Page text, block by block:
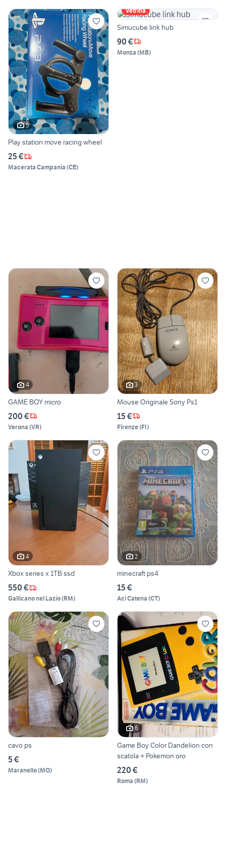
5
Play station move racing wheel
25 €
Macerata Campania (CE)
Vetrina
Simucube link hub
90 €
Monza (MB)
4
GAME BOY micro
200 €
Verona (VR)
3
Mouse Originale Sony Ps1
15 €
Firenze(FI)
4
Xbox series x 1TB ssd
550 €
Gallicano nel Lazio(RM)
2
minecraft ps4
15 €
Aci Catena (CT)
cavo ps
5 €
Maranello(MO)
6
Game Boy Color Dandelion con
scatola + Pokemon oro
220 €
Roma (RM)